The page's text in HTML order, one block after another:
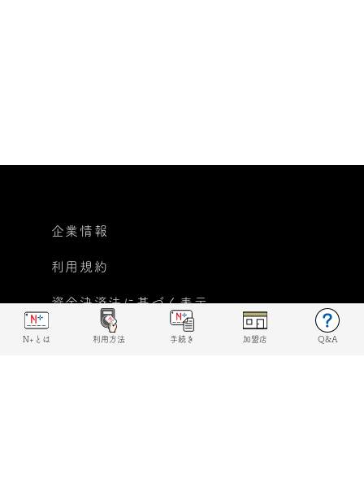
企業情報
利用規約
資金決済法に基づく表示
個人情報保護方針
N+とは 利用方法 手続き 加盟店 Q&A